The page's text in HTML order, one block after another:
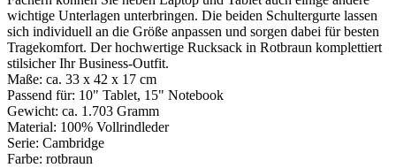
wichtige Unterlagen unterbringen. Die beiden Schultergurte lassen
sich individuell an die Größe anpassen und sorgen dabei für besten
Tragekomfort. Der hochwertige Rucksack in Rotbraun komplettiert
stilsicher Ihr Business-Outfit.
Maße: ca. 33 x 42 x 17 cm
Passend für: 10" Tablet, 15" Notebook
Gewicht: ca. 1.703 Gramm
Material: 100% Vollrindleder
Serie: Cambridge
Farbe: rotbraun